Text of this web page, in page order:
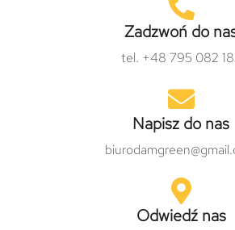
Zadzwoń do
tel. +48 795 082
Napisz do nas
Odwiedź nas